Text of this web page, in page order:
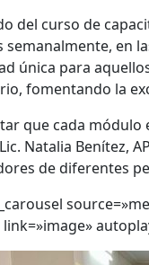
del curso de
en
única para
fomentando la
que cada
Natalia Benítez,
de diferentes